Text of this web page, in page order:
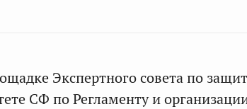
Экспертного совета по
СФ по Регламенту и